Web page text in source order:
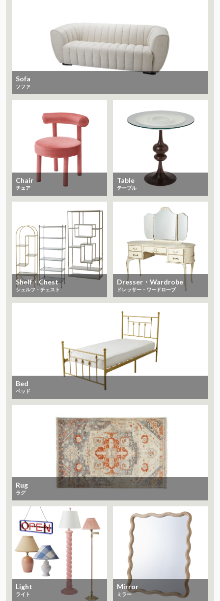
Sofa
ソファ
Chair
チェア
Table
テーブル
Shelf・Chest
シェルフ・チェスト
Dresser・Wardrobe
ドレッサー・ワードローブ
Bed
ベッド
Rug
ラグ
Light
ライト
Mirror
ミラー